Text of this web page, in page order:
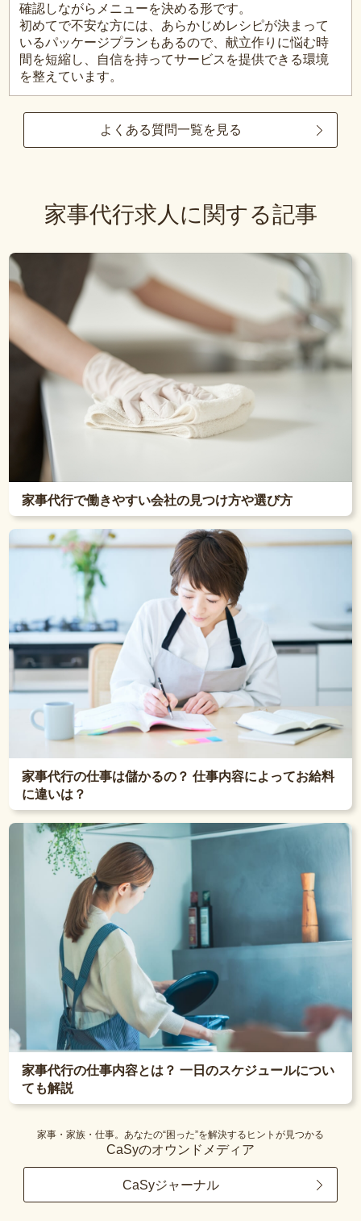
確認しながらメニューを決める形です。
初めてで不安な方には、あらかじめレシピが決まって
いるパッケージプランもあるので、献立作りに悩む時
間を短縮し、自信を持ってサービスを提供できる環境
を整えています。
よくある質問一覧を見る
家事代行求人に関する記事
家事代行で働きやすい会社の見つけ方や選び方
家事代行の仕事は儲かるの？ 仕事内容によってお給料
に違いは？
家事代行の仕事内容とは？ 一日のスケジュールについ
ても解説
家事・家族・仕事。あなたの“困った”を解決するヒントが見つかる
CaSyのオウンドメディア
CaSyジャーナル